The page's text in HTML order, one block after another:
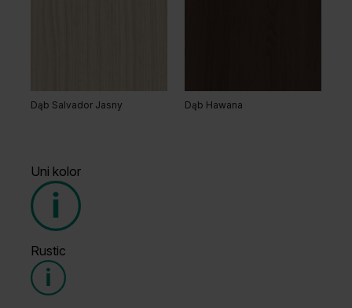
Dąb Matowy Dąb Naturalny
Dąb Salvador Jasny Dąb Hawana
Uni kolor
Grupa cenowa (1)
Rustic